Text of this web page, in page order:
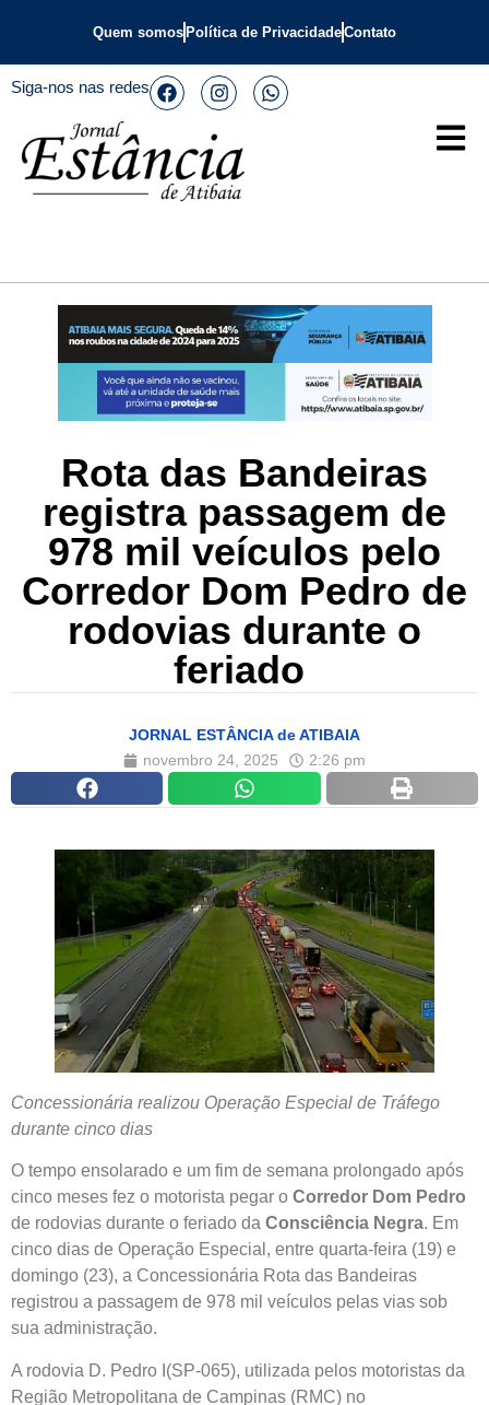
Quem somos Política de PrivacidadeContato
Siga-nos nas redes
Rota das Bandeiras
registra passagem de
978 mil veículos pelo
Corredor Dom Pedro de
rodovias durante o
feriado
JORNAL ESTÂNCIA de ATIBAIA
novembro 24, 2025
2:26 pm
Concessionária realizou Operação Especial de Tráfego
durante cinco dias
O tempo ensolarado e um fim de semana prolongado após
cinco meses fez o motorista pegar o Corredor Dom Pedro
de rodovias durante o feriado da Consciência Negra. Em
cinco dias de Operação Especial, entre quarta-feira (19) e
domingo (23), a Concessionária Rota das Bandeiras
registrou a passagem de 978 mil veículos pelas vias sob
sua administração.
A rodovia D. Pedro I(SP-065), utilizada pelos motoristas da
Região Metropolitana de Campinas (RMC) no